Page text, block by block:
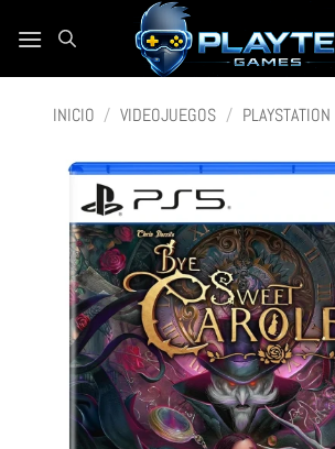
INICIO / VIDEOJUEGOS / PLAYSTATION